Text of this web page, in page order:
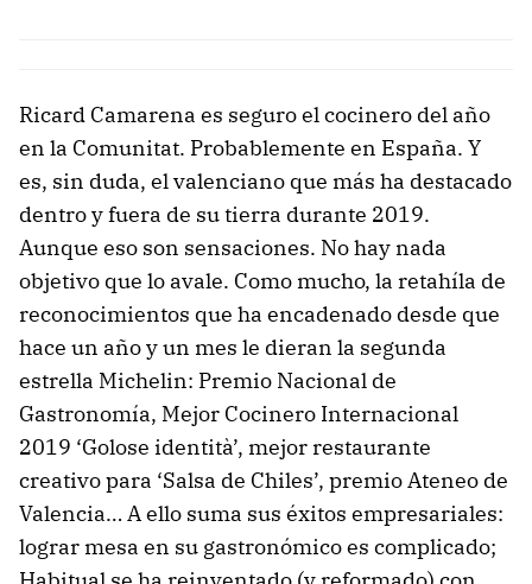
Ricard Camarena es seguro el cocinero del año
en la Comunitat. Probablemente en España. Y
es, sin duda, el valenciano que más ha destacado
dentro y fuera de su tierra durante 2019.
Aunque eso son sensaciones. No hay nada
objetivo que lo avale. Como mucho, la retahíla de
reconocimientos que ha encadenado desde que
hace un año y un mes le dieran la segunda
estrella Michelin: Premio Nacional de
Gastronomía, Mejor Cocinero Internacional
2019 ‘Golose identità’, mejor restaurante
creativo para ‘Salsa de Chiles’, premio Ateneo de
Valencia… A ello suma sus éxitos empresariales:
lograr mesa en su gastronómico es complicado;